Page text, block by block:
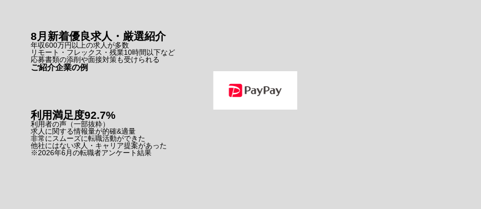
8月新着優良求人・厳選紹介
年収600万円以上の求人が多数
リモート・フレックス・残業10時間以下など
応募書類の添削や面接対策も受けられる
ご紹介企業の例
利用満足度92.7%
利用者の声 （一部抜粋）
求人に関する情報量が的確&適量
非常にスムーズに転職活動ができた
他社にはない求人・キャリア提案があった
※2026年6月の転職者アンケート結果